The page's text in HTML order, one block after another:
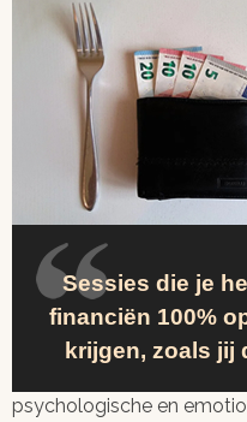
Sessies die je
financiën 100%
krijgen, zoals jij
psychologische en